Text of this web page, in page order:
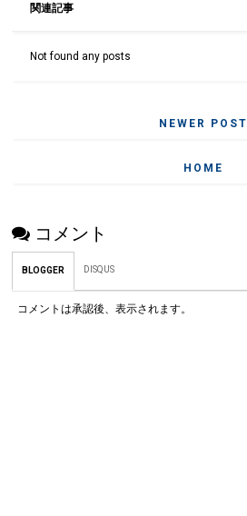
関連記事
Not found any posts
NEWER POST
HOME
コメント
BLOGGER DISQUS
コメントは承認後、表示されます。